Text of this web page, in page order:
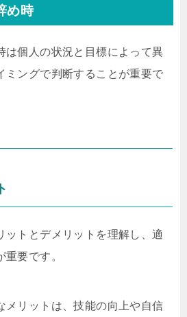
め時
は個人の状況と目標によって異
ミングで判断することが重要で
ットとデメリットを理解し、適
要です。
メリットは、技能の向上や自信